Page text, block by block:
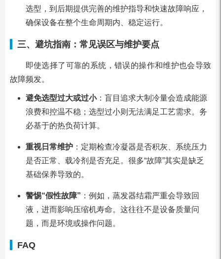
选型，到后期提供完善的维护指导和快速故障响应，
确保设备在整个生命周期内、稳定运行。
三、避坑指南：常见误区与维护要点
即使选择了可靠的系统，错误的操作和维护也会导致
故障频发。
避免选型过大或过小：盲目追求大制冷量会造成能源
浪费和控温不稳；选型过小则无法满足工艺需求。务
必基于的热负荷计算。
重视日常维护：定期检查冷凝器是否积灰、系统压力
是否正常、载冷剂是否充足。很多“故障”其实是缺乏
基础保养导致的。
警惕“假性故障” ：例如，蒸发器结霜严重会导致回
液，进而影响压缩机寿命。这往往不是设备质量问
题，而是环境或操作问题。
FAQ